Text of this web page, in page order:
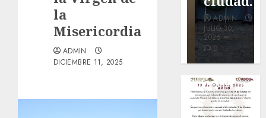
la
Misericordia
ADMIN
DICIEMBRE 11, 2025
JULIO 27,
2026
0
JULIO 31,
2026
ADMIN
JULIO 30,
2026
0